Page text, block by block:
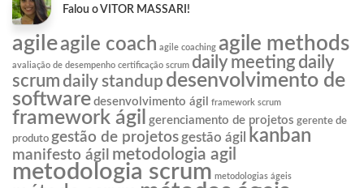
Falou o VITOR MASSARI!
agileagile coach agile coaching agile methods
avaliação de desempenho certificação scrum daily meeting daily
scrumdaily standup desenvolvimento de
software desenvolvimento ágil framework scrum
framework ágil gerenciamento de projetos gerente de
produto gestão de projetos gestão ágil kanban
manifesto ágil metodologia agil
metodologia scrum metodologias ágeis